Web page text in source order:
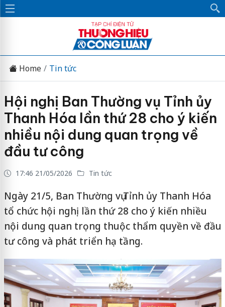
Home Tin tức
Hội nghị Ban Thường vụ Tỉnh ủy
Thanh Hóa lần thứ 28 cho ý kiến
nhiều nội dung quan trọng về
đầu tư công
17:46 21/05/2026 Tin tức
Ngày 21/5, Ban Thường vụ Tỉnh ủy Thanh Hóa
tổ chức hội nghị lần thứ 28 cho ý kiến nhiều
nội dung quan trọng thuộc thẩm quyền về đầu
tư công và phát triển hạ tầng.